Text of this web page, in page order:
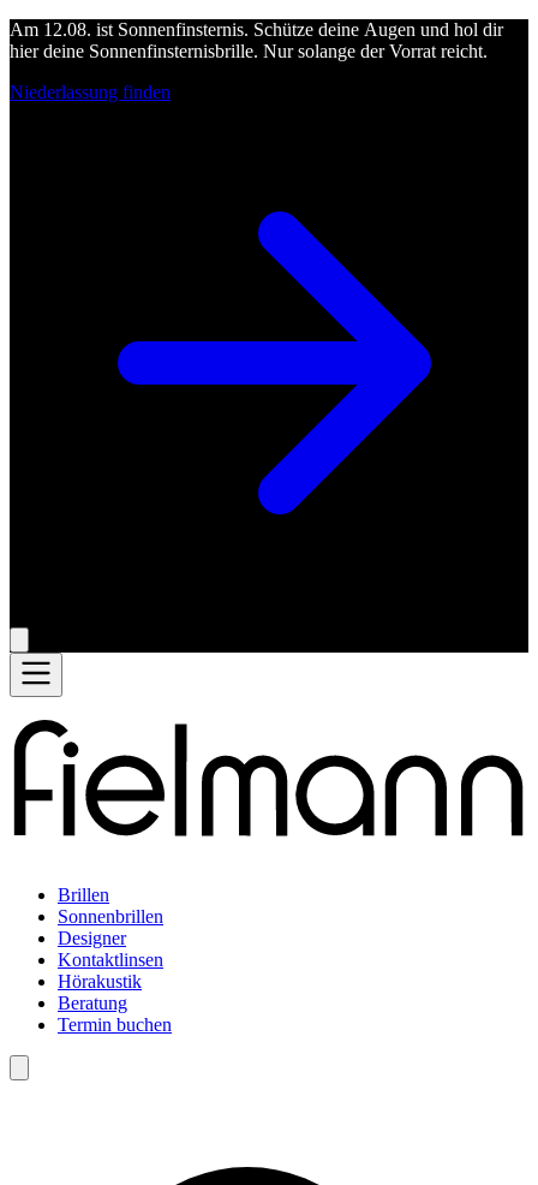
Am 12.08. ist Sonnenfinsternis. Schütze deine Augen und hol dir
hier deine Sonnenfinsternisbrille. Nur solange der Vorrat reicht.
Niederlassung finden
Brillen
Sonnenbrillen
Designer
Kontaktlinsen
Hörakustik
Beratung
Termin buchen